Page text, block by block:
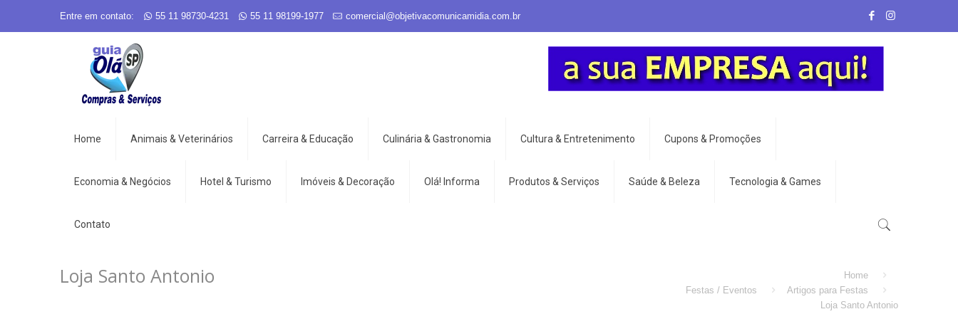
Entre em contato: 55 11 98730-4231 55 11 98199-1977 comercial@objetivacomunicamidia.com.br
Home Animais & Veterinários Carreira & Educação Culinária & Gastronomia Cultura & Entretenimento Cupons & Promoções
Economia & Negócios Hotel & Turismo Imóveis & Decoração Olá! Informa Produtos & Serviços Saúde & Beleza Tecnologia & Games
Contato
Loja Santo Antonio
Home
Festas / Eventos
Artigos para Festas
Loja Santo Antonio